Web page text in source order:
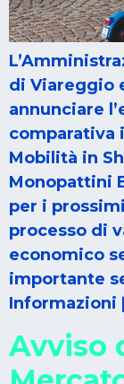
di Viareggio
annunciare
comparativa
Mobilità in
Monopattini
per i
processo di
economico
importante
Informazioni
Avviso